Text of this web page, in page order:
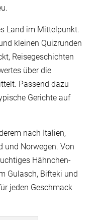
Land im Mittelpunkt.
kleinen Quizrunden
Reisegeschichten
über die
Passend dazu
Gerichte auf
nach Italien,
und Norwegen. Von
Hähnchen-
Gulasch, Bifteki und
jeden Geschmack